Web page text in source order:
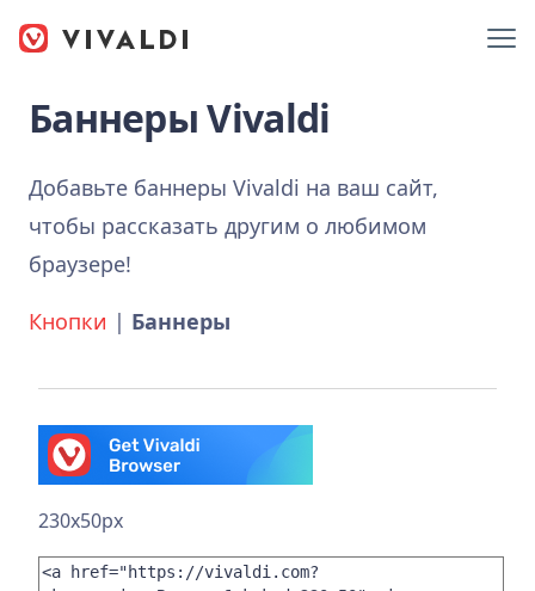
Баннеры Vivaldi
Добавьте баннеры Vivaldi на ваш сайт,
чтобы рассказать другим о любимом
браузере!
Кнопки | Баннеры
230x50px